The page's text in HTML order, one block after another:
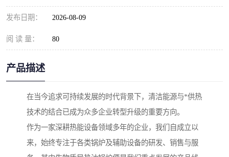
发布日期： 2026-08-09
阅 读 量： 80
产品描述
在当今追求可持续发展的时代背景下，清洁能源与*供热
技术的结合已成为众多企业转型升级的重要方向。
作为一家深耕热能设备领域多年的企业，我们自成立以
来，始终专注于各类锅炉及辅助设备的研发、销售与服